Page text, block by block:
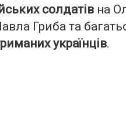
солдатів на
Гриба та
українців.